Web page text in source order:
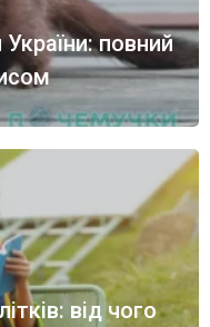
повний
від чого